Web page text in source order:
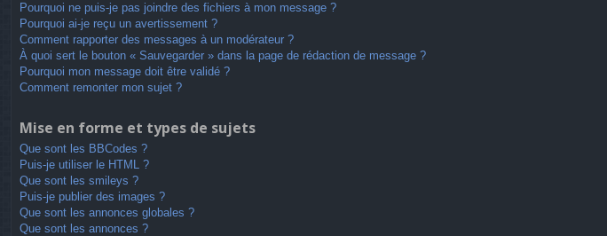
Pourquoi ne puis-je pas joindre des fichiers à mon message ?
Pourquoi ai-je reçu un avertissement ?
Comment rapporter des messages à un modérateur ?
À quoi sert le bouton « Sauvegarder » dans la page de rédaction de message ?
Pourquoi mon message doit être validé ?
Comment remonter mon sujet ?
Mise en forme et types de sujets
Que sont les BBCodes ?
Puis-je utiliser le HTML ?
Que sont les smileys ?
Puis-je publier des images ?
Que sont les annonces globales ?
Que sont les annonces ?